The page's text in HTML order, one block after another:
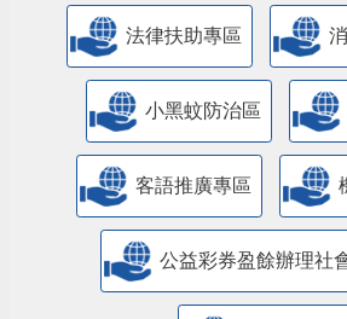
法律扶助專區
小黑蚊防治區
客語推廣專區
公益彩券盈餘辦理社